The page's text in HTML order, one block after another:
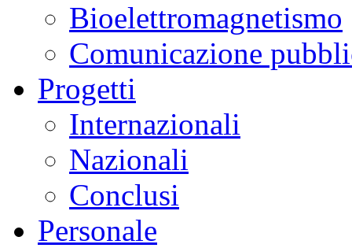
Bioelettromagnetismo
Comunicazione
Progetti
Internazionali
Nazionali
Conclusi
Personale